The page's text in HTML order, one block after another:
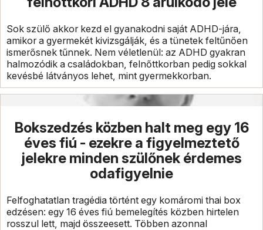
Sok szülő akkor kezd el gyanakodni saját ADHD-jára,
amikor a gyermekét kivizsgálják, és a tünetek feltűnően
ismerősnek tűnnek. Nem véletlenül: az ADHD gyakran
halmozódik a családokban, felnőttkorban pedig sokkal
kevésbé látványos lehet, mint gyermekkorban.
Bokszedzés közben halt meg egy 16
éves fiú - ezekre a figyelmeztető
jelekre minden szülőnek érdemes
odafigyelnie
Felfoghatatlan tragédia történt egy komáromi thai box
edzésen: egy 16 éves fiú bemelegítés közben hirtelen
rosszul lett, majd összeesett. Többen azonnal